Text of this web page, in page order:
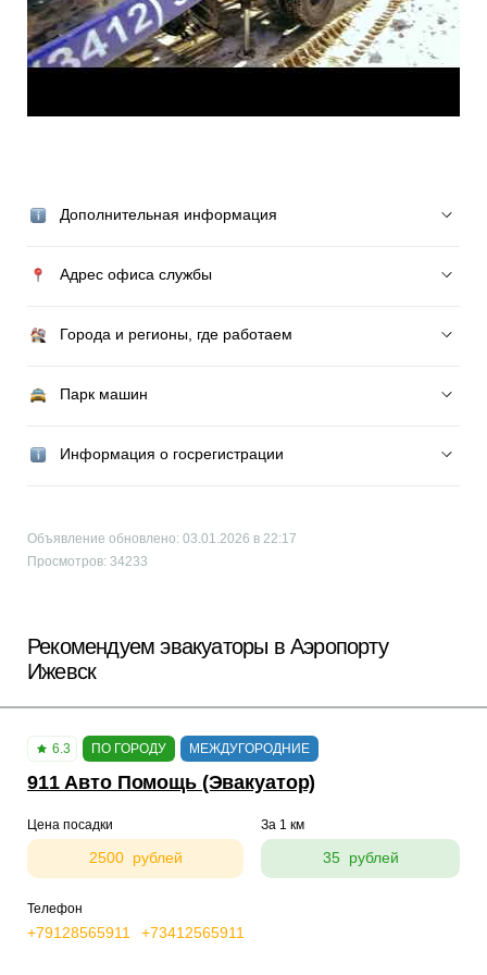
Дополнительная информация
Адрес офиса службы
Города и регионы, где работаем
Парк машин
Информация о госрегистрации
Объявление обновлено: 03.01.2026 в 22:17
Просмотров: 34233
Рекомендуем эвакуаторы в Аэропорту
Ижевск
6.3 ПО ГОРОДУ МЕЖДУГОРОДНИЕ
911 Авто Помощь (Эвакуатор)
Цена посадки
2500 рублей
За 1 км
35 рублей
Телефон
+79128565911 +73412565911